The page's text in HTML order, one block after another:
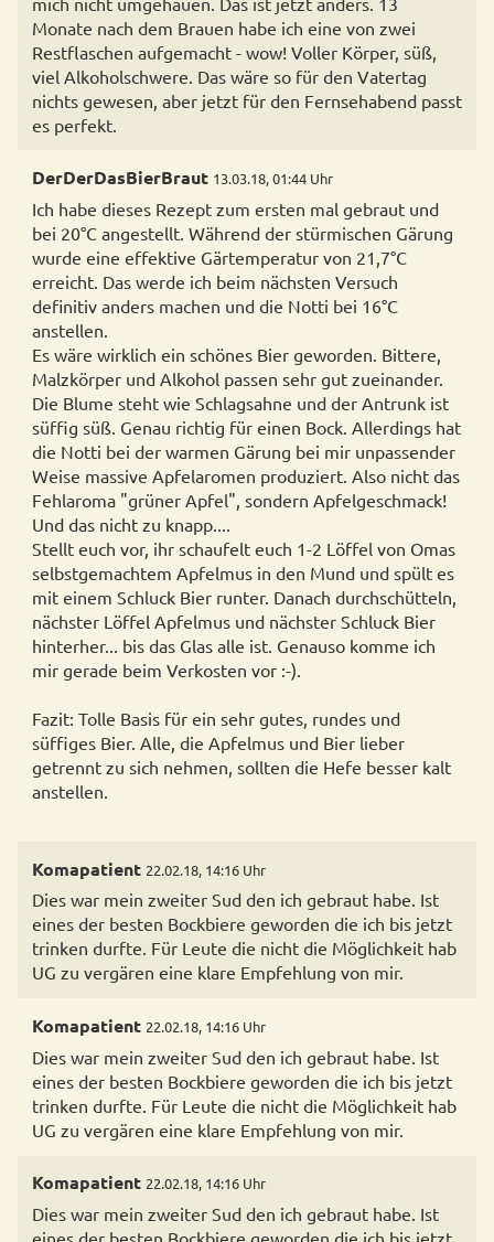
Monate nach dem Brauen habe ich eine von zwei
Restflaschen aufgemacht - wow! Voller Körper, süß,
viel Alkoholschwere. Das wäre so für den Vatertag
nichts gewesen, aber jetzt für den Fernsehabend passt
es perfekt.
DerDerDasBierBraut 13.03.18, 01:44 Uhr
Ich habe dieses Rezept zum ersten mal gebraut und
bei 20°C angestellt. Während der stürmischen Gärung
wurde eine effektive Gärtemperatur von 21,7°C
erreicht. Das werde ich beim nächsten Versuch
definitiv anders machen und die Notti bei 16°C
anstellen.
Es wäre wirklich ein schönes Bier geworden. Bittere,
Malzkörper und Alkohol passen sehr gut zueinander.
Die Blume steht wie Schlagsahne und der Antrunk ist
süffig süß. Genau richtig für einen Bock. Allerdings hat
die Notti bei der warmen Gärung bei mir unpassender
Weise massive Apfelaromen produziert. Also nicht das
Fehlaroma "grüner Apfel", sondern Apfelgeschmack!
Und das nicht zu knapp....
Stellt euch vor, ihr schaufelt euch 1-2 Löffel von Omas
selbstgemachtem Apfelmus in den Mund und spült es
mit einem Schluck Bier runter. Danach durchschütteln,
nächster Löffel Apfelmus und nächster Schluck Bier
hinterher... bis das Glas alle ist. Genauso komme ich
mir gerade beim Verkosten vor :-).
Fazit: Tolle Basis für ein sehr gutes, rundes und
süffiges Bier. Alle, die Apfelmus und Bier lieber
getrennt zu sich nehmen, sollten die Hefe besser kalt
anstellen.
Komapatient 22.02.18, 14:16 Uhr
Dies war mein zweiter Sud den ich gebraut habe. Ist
eines der besten Bockbiere geworden die ich bis jetzt
trinken durfte. Für Leute die nicht die Möglichkeit hab
UG zu vergären eine klare Empfehlung von mir.
Komapatient 22.02.18, 14:16 Uhr
Dies war mein zweiter Sud den ich gebraut habe. Ist
eines der besten Bockbiere geworden die ich bis jetzt
trinken durfte. Für Leute die nicht die Möglichkeit hab
UG zu vergären eine klare Empfehlung von mir.
Komapatient 22.02.18, 14:16 Uhr
Dies war mein zweiter Sud den ich gebraut habe. Ist